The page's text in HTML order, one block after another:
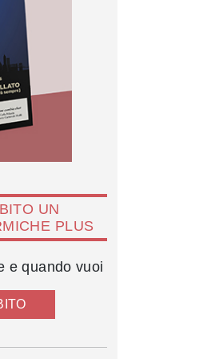
UN
PLUS
e quando vuoi